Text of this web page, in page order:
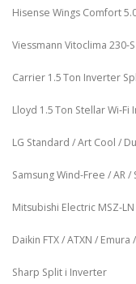
Hisense Wings Comfort
Viessmann Vitoclima
Carrier 1.5 Ton Inverter
Lloyd 1.5 Ton Stellar Wi‑Fi
LG Standard / Art Cool /
Samsung Wind-Free / AR
Mitsubishi Electric MSZ‑LN
Daikin FTX / ATXN / Emura
Sharp Split i Inverter